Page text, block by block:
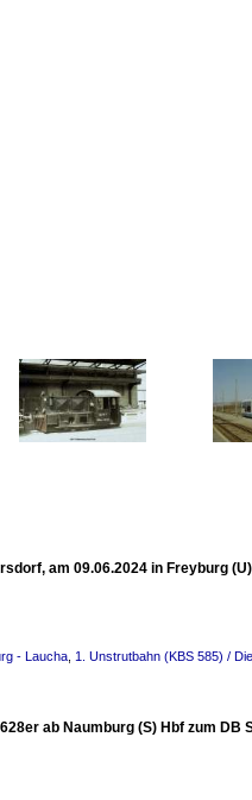
am 09.06.2024 in Freyburg
- Laucha 1. Unstrutbahn (KBS 585) /
ab Naumburg (S) Hbf zum